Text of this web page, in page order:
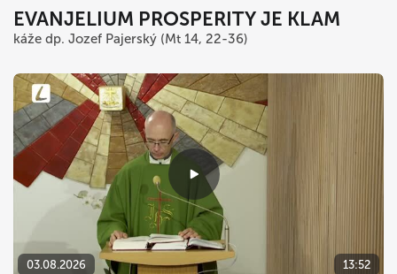
EVANJELIUM PROSPERITY JE KLAM
káže dp. Jozef Pajerský (Mt 14, 22-36)
03.08.2026 13:52